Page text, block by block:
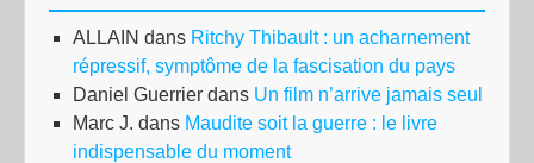
ALLAIN dans Ritchy Thibault : un acharnement
répressif, symptôme de la fascisation du pays
Daniel Guerrier dans Un film n’arrive jamais seul
Marc J. dans Maudite soit la guerre : le livre
indispensable du moment